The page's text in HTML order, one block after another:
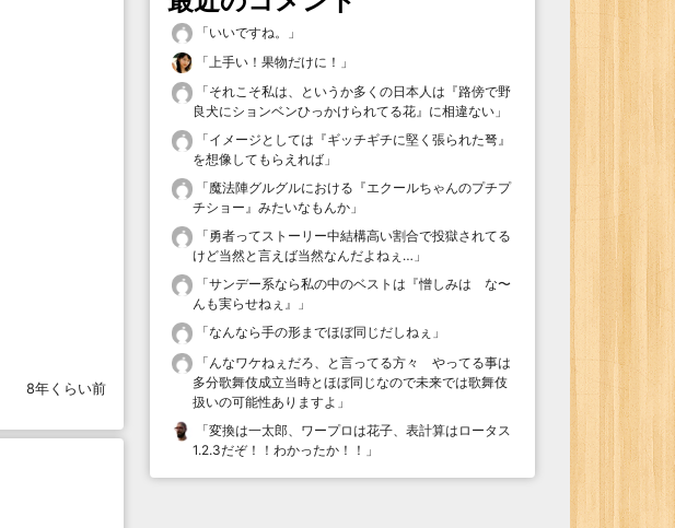
8年くらい前
「いいですね。
」
「上手い！果物だけに！ 」
「それこそ私は、というか多くの日本人は『路傍で野
良犬にションベンひっかけられてる花』に相違ない 」
「イメージとしては『ギッチギチに堅く張られた弩』
を想像してもらえれば 」
「魔法陣グルグルにおける『エクールちゃんのプチプ
チショー』みたいなもんか 」
「勇者ってストーリー中結構高い割合で投獄されてる
けど当然と言えば当然なんだよねぇ… 」
「サンデー系なら私の中のベストは『憎しみは な〜
んも実らせねぇ』
」
「なんなら手の形までほぼ同じだしねぇ 」
「 んなワケねぇだろ、と言ってる方々 やってる事は
多分歌舞伎成立当時とほぼ同じなので未来では歌舞伎
扱いの可能性ありますよ 」
「変換は一太郎、ワープロは花子、表計算はロータス
1.2.3だぞ！！わかったか！！ 」